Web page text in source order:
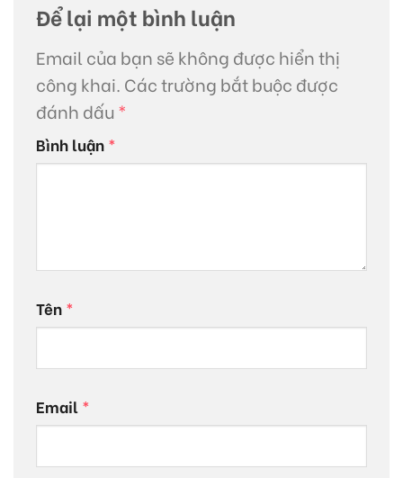
Để lại một bình luận
Email của bạn sẽ không được hiển thị
công khai. Các trường bắt buộc được
đánh dấu *
Bình luận*
Tên*
Email*